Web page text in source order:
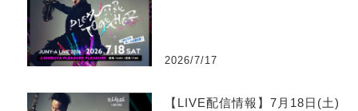
2026/7/17
【LIVE配信情報】7月18日(土)